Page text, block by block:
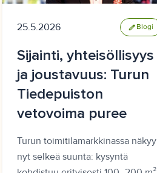
25.5.2026 edit Blogi
Sijainti, yhteisöllisyys
ja joustavuus: Turun
Tiedepuiston
vetovoima puree
Turun toimitilamarkkinassa näkyy
nyt selkeä suunta: kysyntä